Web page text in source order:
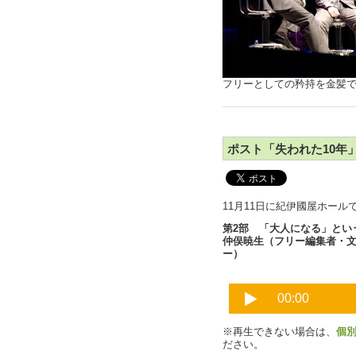
フリーとしての矜持を金髪
ポスト「失われた10年
11月11日に紀伊國屋ホール
第2部 「大人になる」とい
仲俣暁生（フリー編集者・
ー）
※再生できない場合は、 個
ださい。